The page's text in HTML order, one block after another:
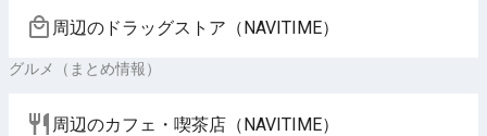
周辺のドラッグストア（NAVITIME）
グルメ（まとめ情報）
周辺のカフェ・喫茶店（NAVITIME）